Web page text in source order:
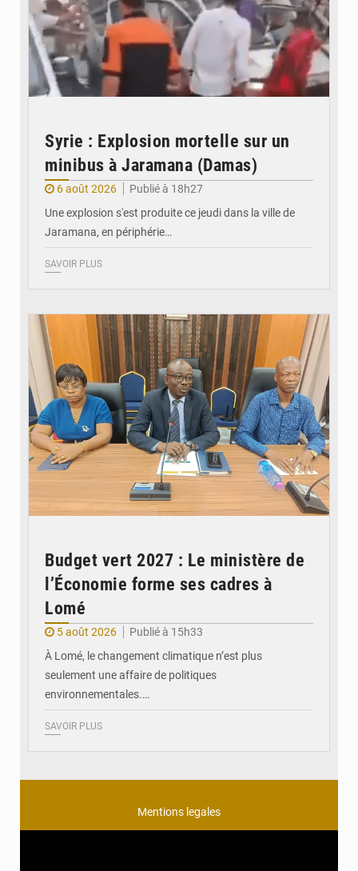
Syrie : Explosion mortelle sur un
minibus à Jaramana (Damas)
6 août 2026
Publié à 18h27
Une explosion s'est produite ce jeudi dans la ville de
Jaramana, en périphérie…
SAVOIR PLUS
Budget vert 2027 : Le ministère de
l’Économie forme ses cadres à
Lomé
5 août 2026
Publié à 15h33
À Lomé, le changement climatique n’est plus
seulement une affaire de politiques
environnementales.…
SAVOIR PLUS
Mentions legales